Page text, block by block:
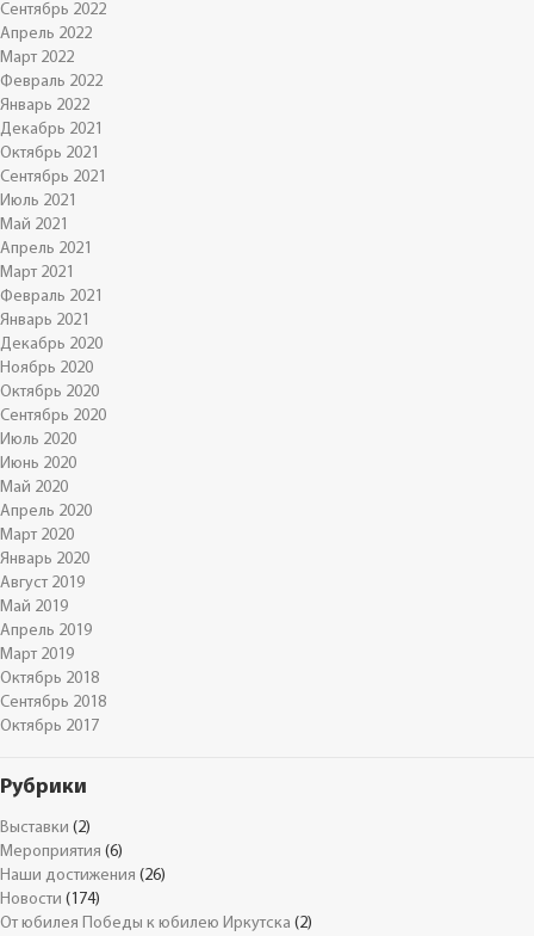
Сентябрь 2022
Апрель 2022
Март 2022
Февраль 2022
Январь 2022
Декабрь 2021
Октябрь 2021
Сентябрь 2021
Июль 2021
Май 2021
Апрель 2021
Март 2021
Февраль 2021
Январь 2021
Декабрь 2020
Ноябрь 2020
Октябрь 2020
Сентябрь 2020
Июль 2020
Июнь 2020
Май 2020
Апрель 2020
Март 2020
Январь 2020
Август 2019
Май 2019
Апрель 2019
Март 2019
Октябрь 2018
Сентябрь 2018
Октябрь 2017
Рубрики
Выставки (2)
Мероприятия (6)
Наши достижения (26)
Новости (174)
От юбилея Победы к юбилею Иркутска (2)